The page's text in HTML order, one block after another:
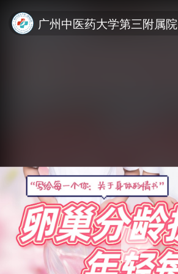
广州中医药大学第三附属院